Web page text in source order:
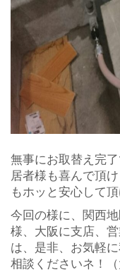
無事にお取替え完
居者様も喜んで頂
もホッと安心して頂
今回の様に、関西
様、大阪に支店、
は、是非、お気軽
相談くださいネ！